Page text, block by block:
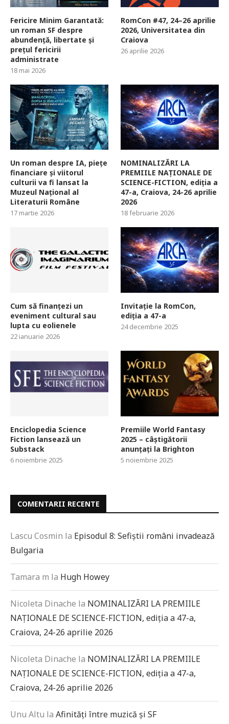
Fericire Minim Garantată:
un roman SF despre
abundență, libertate și
prețul fericirii
administrate
18 mai 2026
RomCon #47, 24–26 aprilie
2026, Universitatea din
Craiova
26 aprilie 2026
Un roman despre IA, piețe
financiare și viitorul
culturii va fi lansat la
Muzeul Național al
Literaturii Române
17 martie 2026
NOMINALIZĂRI LA
PREMIILE NAȚIONALE DE
SCIENCE-FICTION, ediția a
47-a, Craiova, 24-26 aprilie
2026
18 februarie 2026
Cum să finanțezi un
eveniment cultural sau
lupta cu eolienele
22 ianuarie 2026
Invitație la RomCon,
ediția a 47-a
24 decembrie 2025
Enciclopedia Science
Fiction lansează un
Substack
6 noiembrie 2025
Premiile World Fantasy
2025 – câștigătorii
anunțați la Brighton
5 noiembrie 2025
COMENTARII RECENTE
Lascu Cosmin la Episodul 8: Sefiștii români invadează
Bulgaria
Tamara m la Hugh Howey
Nicoleta Dinache la NOMINALIZĂRI LA PREMIILE
NAȚIONALE DE SCIENCE-FICTION, ediția a 47-a,
Craiova, 24-26 aprilie 2026
Nicoleta Dinache la NOMINALIZĂRI LA PREMIILE
NAȚIONALE DE SCIENCE-FICTION, ediția a 47-a,
Craiova, 24-26 aprilie 2026
Unu Altu la Afinități între muzică și SF